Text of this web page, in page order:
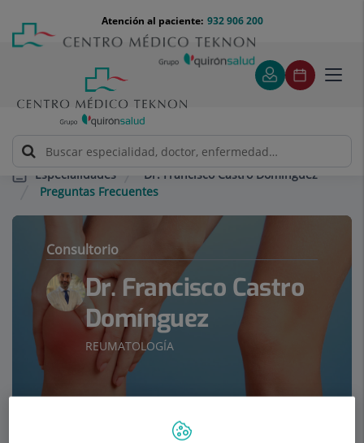
contenido
Menú
teléfono
cabecera
932 906 200
Atención al paciente:
Especialidades
Dr. Francisco Castro Domínguez
Preguntas Frecuentes
Consultorio
Dr. Francisco Castro
Domínguez
REUMATOLOGÍA
Pedir cita